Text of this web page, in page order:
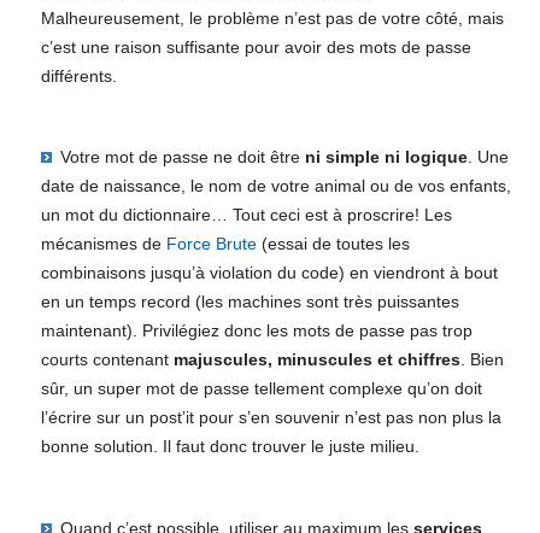
Malheureusement, le problème n’est pas de votre côté, mais
c’est une raison suffisante pour avoir des mots de passe
différents.
Votre mot de passe ne doit être ni simple ni logique. Une
date de naissance, le nom de votre animal ou de vos enfants,
un mot du dictionnaire… Tout ceci est à proscrire! Les
mécanismes de Force Brute(essai de toutes les
combinaisons jusqu’à violation du code) en viendront à bout
en un temps record (les machines sont très puissantes
maintenant). Privilégiez donc les mots de passe pas trop
courts contenant majuscules, minuscules et chiffres. Bien
sûr, un super mot de passe tellement complexe qu’on doit
l’écrire sur un post’it pour s’en souvenir n’est pas non plus la
bonne solution. Il faut donc trouver le juste milieu.
Quand c’est possible, utiliser au maximum les services